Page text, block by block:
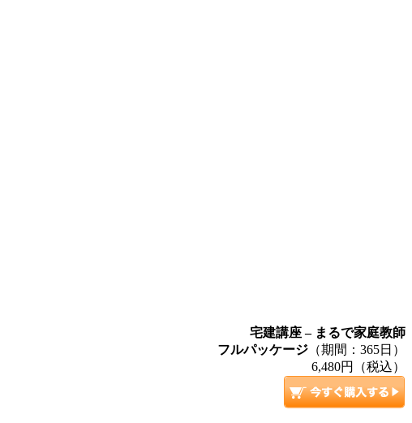
宅建講座 – まるで家庭教師
フルパッケージ （期間：365日）
6,480円（税込）